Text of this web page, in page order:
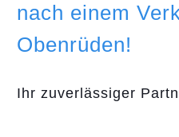
nach einem
Obenrüden!
Ihr zuverlässiger